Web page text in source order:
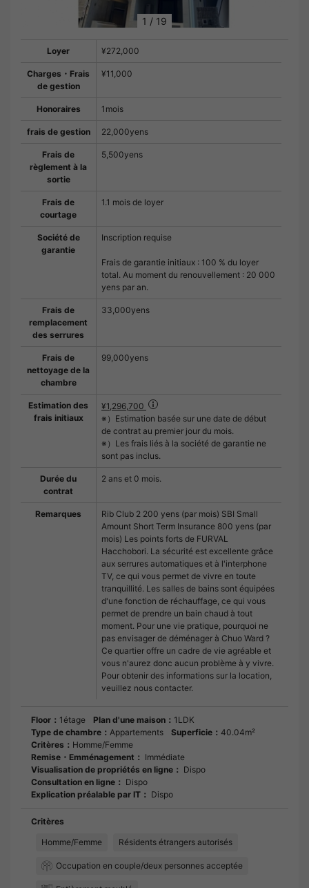
1 / 19
Loyer ¥272,000
Charges・Frais
de gestion
¥11,000
Honoraires 1mois
frais de gestion 22,000yens
Frais de
règlement à la
sortie
5,500yens
Frais de
courtage
1.1 mois de loyer
Société de
garantie
Inscription requise
Frais de garantie initiaux : 100 % du loyer
total. Au moment du renouvellement : 20 000
yens par an.
Frais de
remplacement
des serrures
33,000yens
Frais de
nettoyage de la
chambre
99,000yens
Estimation des
frais initiaux
¥1,296,700
※）Estimation basée sur une date de début
de contrat au premier jour du mois.
※）Les frais liés à la société de garantie ne
sont pas inclus.
Durée du
contrat
2 ans et 0 mois.
Remarques
Rib Club 2 200 yens (par mois) SBI Small
Amount Short Term Insurance 800 yens (par
mois) Les points forts de FURVAL
Hacchobori. La sécurité est excellente grâce
aux serrures automatiques et à l'interphone
TV, ce qui vous permet de vivre en toute
tranquillité. Les salles de bains sont équipées
d'une fonction de réchauffage, ce qui vous
permet de prendre un bain chaud à tout
moment. Pour une vie pratique, pourquoi ne
pas envisager de déménager à Chuo Ward ?
Ce quartier offre un cadre de vie agréable et
vous n'aurez donc aucun problème à y vivre.
Pour obtenir des informations sur la location,
veuillez nous contacter.
Floor： 1étage Plan d'une maison： 1LDK
Type de chambre： Appartements Superficie：40.04m²
Critères： Homme/Femme
Remise・Emménagement： Immédiate
Visualisation de propriétés en ligne： Dispo
Consultation en ligne： Dispo
Explication préalable par IT： Dispo
Critères
Homme/Femme
Résidents étrangers autorisés
Occupation en couple/deux personnes acceptée